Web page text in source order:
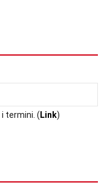
termini. ( Link)